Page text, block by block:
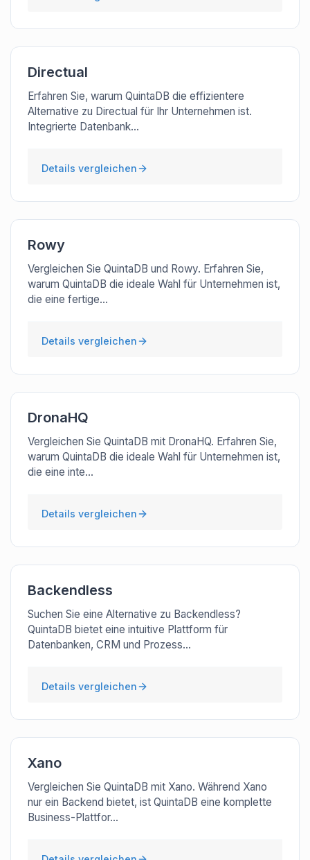
Directual
Erfahren Sie, warum QuintaDB die effizientere
Alternative zu Directual für Ihr Unternehmen ist.
Integrierte Datenbank...
Details vergleichen
Rowy
Vergleichen Sie QuintaDB und Rowy. Erfahren Sie,
warum QuintaDB die ideale Wahl für Unternehmen ist,
die eine fertige...
Details vergleichen
DronaHQ
Vergleichen Sie QuintaDB mit DronaHQ. Erfahren Sie,
warum QuintaDB die ideale Wahl für Unternehmen ist,
die eine inte...
Details vergleichen
Backendless
Suchen Sie eine Alternative zu Backendless?
QuintaDB bietet eine intuitive Plattform für
Datenbanken, CRM und Prozess...
Details vergleichen
Xano
Vergleichen Sie QuintaDB mit Xano. Während Xano
nur ein Backend bietet, ist QuintaDB eine komplette
Business-Plattfor...